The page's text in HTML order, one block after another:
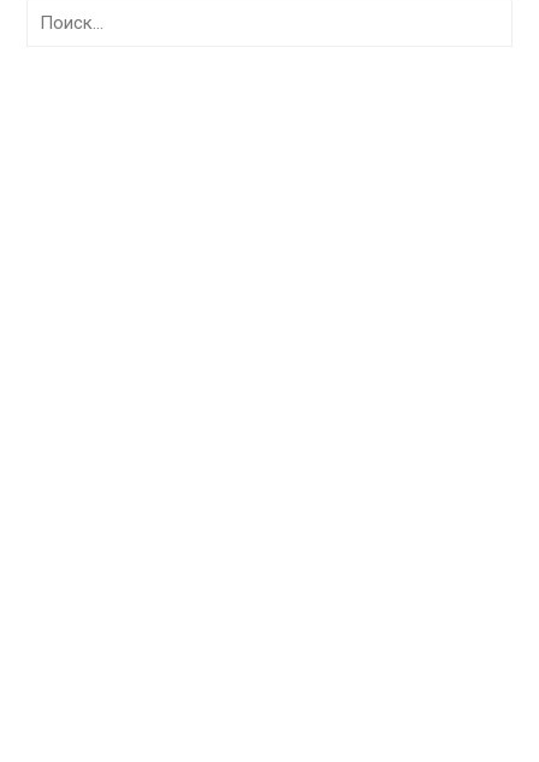
Найти: